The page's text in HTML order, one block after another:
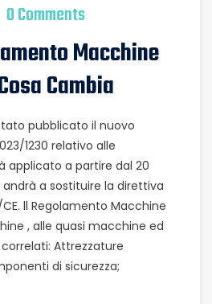
0 Comments
Macchine
Cambia
pubblicato il nuovo
1230 relativo alle
applicato a partire dal 20
a sostituire la direttiva
ll Regolamento Macchine
, alle quasi macchine ed
Attrezzature
di sicurezza;